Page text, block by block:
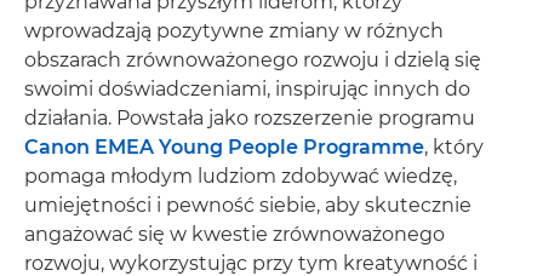
wprowadzają pozytywne zmiany w różnych
obszarach zrównoważonego rozwoju i dzielą się
swoimi doświadczeniami, inspirując innych do
działania. Powstała jako rozszerzenie programu
Canon EMEA Young People Programme, który
pomaga młodym ludziom zdobywać wiedzę,
umiejętności i pewność siebie, aby skutecznie
angażować się w kwestie zrównoważonego
rozwoju, wykorzystując przy tym kreatywność i